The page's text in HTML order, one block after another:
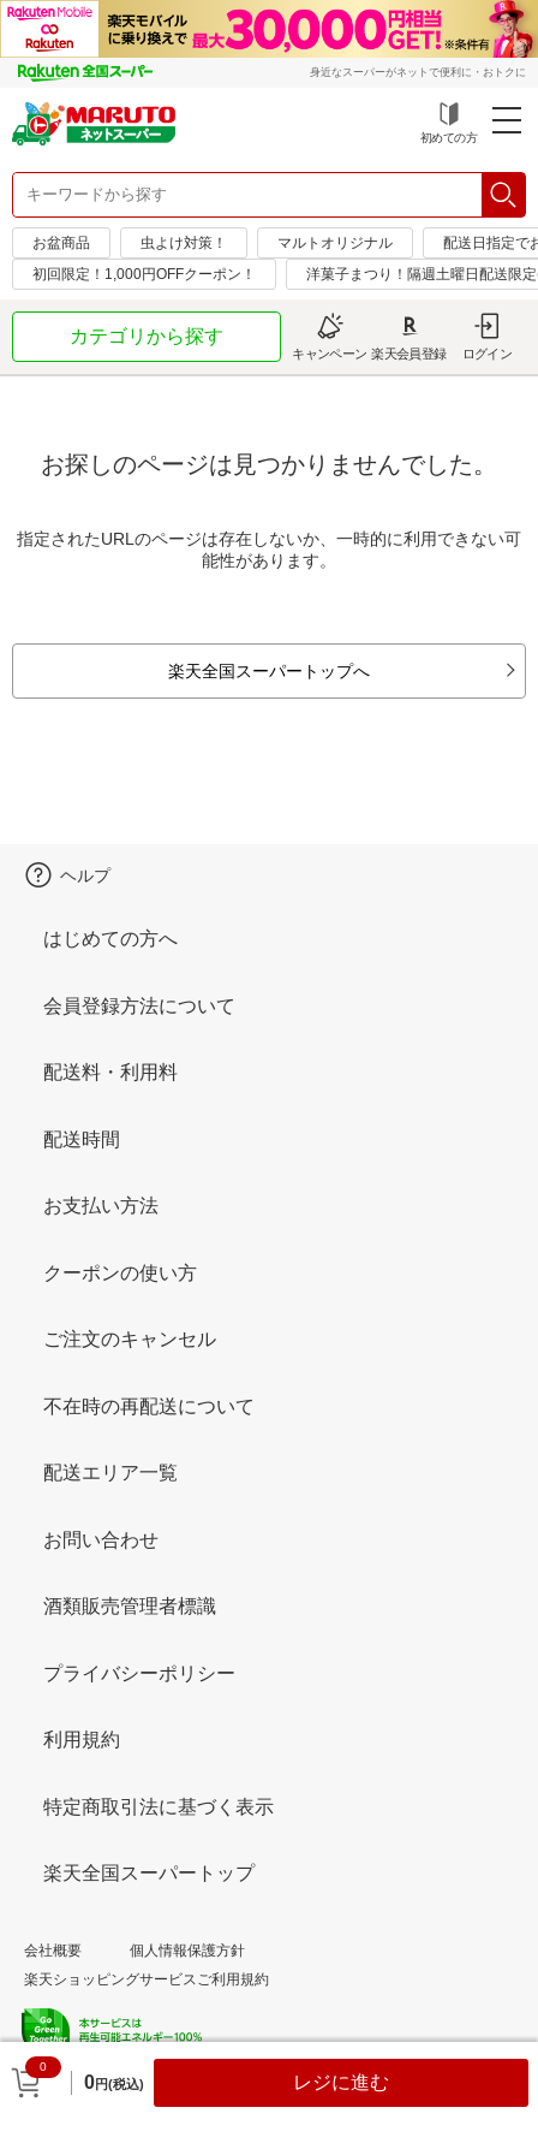
身近なスーパーがネットで便利に・おトクに
初めての方
お盆商品 虫よけ対策！ マルトオリジナル
配送日指定で
初回限定！1,000円OFFクーポン！
洋菓子まつり！隔週土曜日配送限
カテゴリから探す
キャンペーン 楽天会員登録 ログイン
お探しのページは見つかりませんでした。
指定されたURLのページは存在しないか、一時的に利用できない可
能性があります。
楽天全国スーパートップへ
0
0円(税込) レジに進む
ヘルプ
はじめての方へ
会員登録方法について
配送料・利用料
配送時間
お支払い方法
クーポンの使い方
ご注文のキャンセル
不在時の再配送について
配送エリア一覧
お問い合わせ
酒類販売管理者標識
プライバシーポリシー
利用規約
特定商取引法に基づく表示
楽天全国スーパートップ
会社概要
個人情報保護方針
楽天ショッピングサービスご利用規約
© Rakuten Group, Inc.